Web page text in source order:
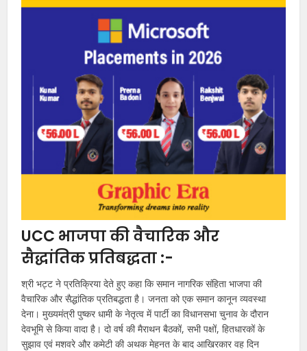
UCC भाजपा की वैचारिक और
सैद्धांतिक प्रतिबद्धता :-
श्री भट्ट ने प्रतिक्रिया देते हुए कहा कि समान नागरिक संहिता भाजपा की
वैचारिक और सैद्धांतिक प्रतिबद्धता है। जनता को एक समान कानून व्यवस्था
देना। मुख्यमंत्री पुष्कर धामी के नेतृत्व में पार्टी का विधानसभा चुनाव के दौरान
देवभूमि से किया वादा है। दो वर्ष की मैराथन बैठकों, सभी पक्षों, हितधारकों के
सुझाव एवं मशवरे और कमेटी की अथक मेहनत के बाद आखिरकार वह दिन